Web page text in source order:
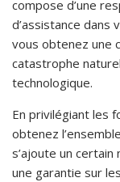
compose d’une
d’assistance dans
vous obtenez une
catastrophe
technologique.
En privilégiant les
obtenez
s’ajoute un
une garantie sur